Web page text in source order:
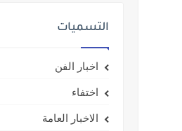
التسميات
اخبار الفن
اختفاء
الاخبار العامة